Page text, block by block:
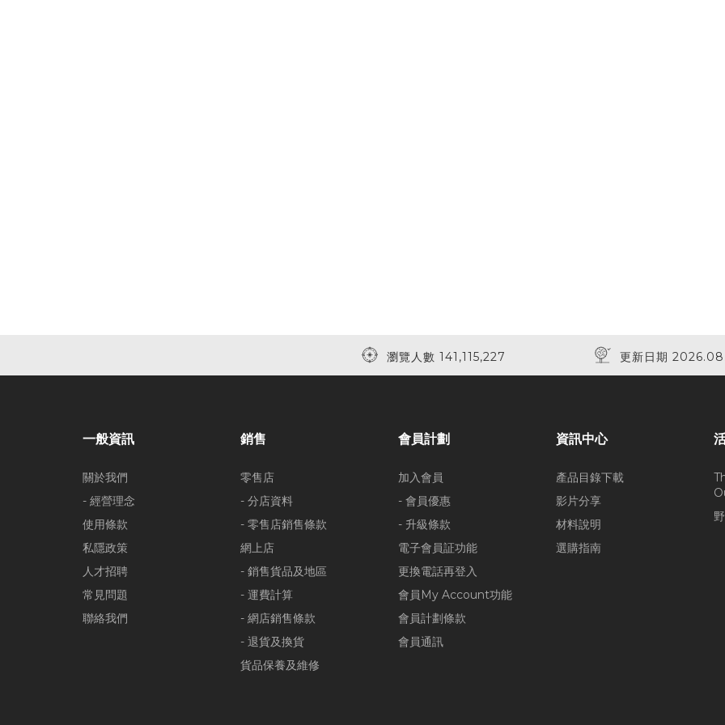
瀏覽人數 141,115,227 更新日期
一般資訊
關於我們
- 經營理念
使用條款
私隱政策
人才招聘
常見問題
聯絡我們
銷售
零售店
- 分店資料
- 零售店銷售條款
網上店
- 銷售貨品及地區
- 運費計算
- 網店銷售條款
- 退貨及換貨
貨品保養及維修
會員計劃
加入會員
- 會員優惠
- 升級條款
電子會員証功能
更換電話再登入
會員My Account功能
會員計劃條款
會員通訊
資訊中心
產品目錄下載
影片分享
材料說明
選購指南